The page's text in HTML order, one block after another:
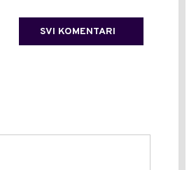
SVI KOMENTARI